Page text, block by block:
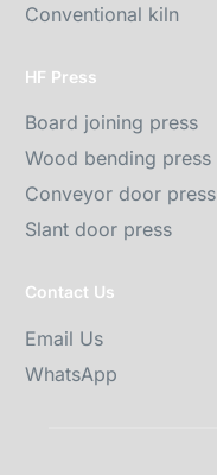
Conventional kiln
HF Press
Board joining press
Wood bending press
Conveyor door press
Slant door press
Contact Us
Email Us
WhatsApp